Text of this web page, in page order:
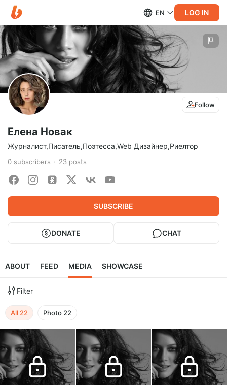
EN LOG IN
Follow
Елена Новак
Журналист,Писатель,Поэтесса,Web Дизайнер,Риелтор
0 subscribers 23 posts
SUBSCRIBE
DONATE CHAT
ABOUT FEED MEDIA SHOWCASE
Filter
All 22 Photo 22